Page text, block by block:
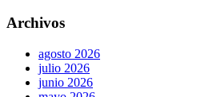
Archivos
agosto 2026
julio 2026
junio 2026